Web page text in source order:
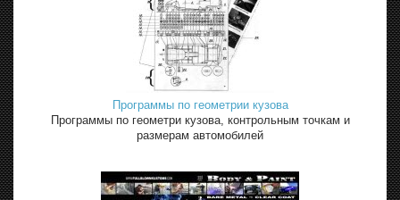
Программы по геометрии кузова
Программы по геометри кузова, контрольным точкам и
размерам автомобилей